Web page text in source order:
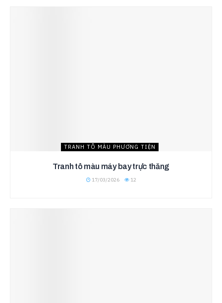
TRANH TÔ MÀU PHƯƠNG TIỆN
Tranh tô màu máy bay trực thăng
17/03/2026 12